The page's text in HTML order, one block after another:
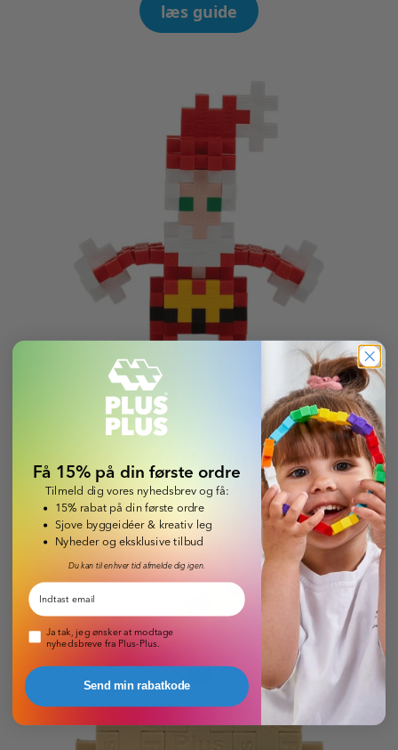
læs guide
Læs guide
Få 15% på din første ordre
Tilmeld dig vores nyhedsbrev og få:
15% rabat på din første ordre
Sjove byggeidéer & kreativ leg
Nyheder og eksklusive tilbud
Du kan til enhver tid afmelde dig igen.
Email
Pop-up nyhedsbrev
Ja tak, jeg ønsker at modtage
nyhedsbreve fra Plus-Plus.
Send min rabatkode